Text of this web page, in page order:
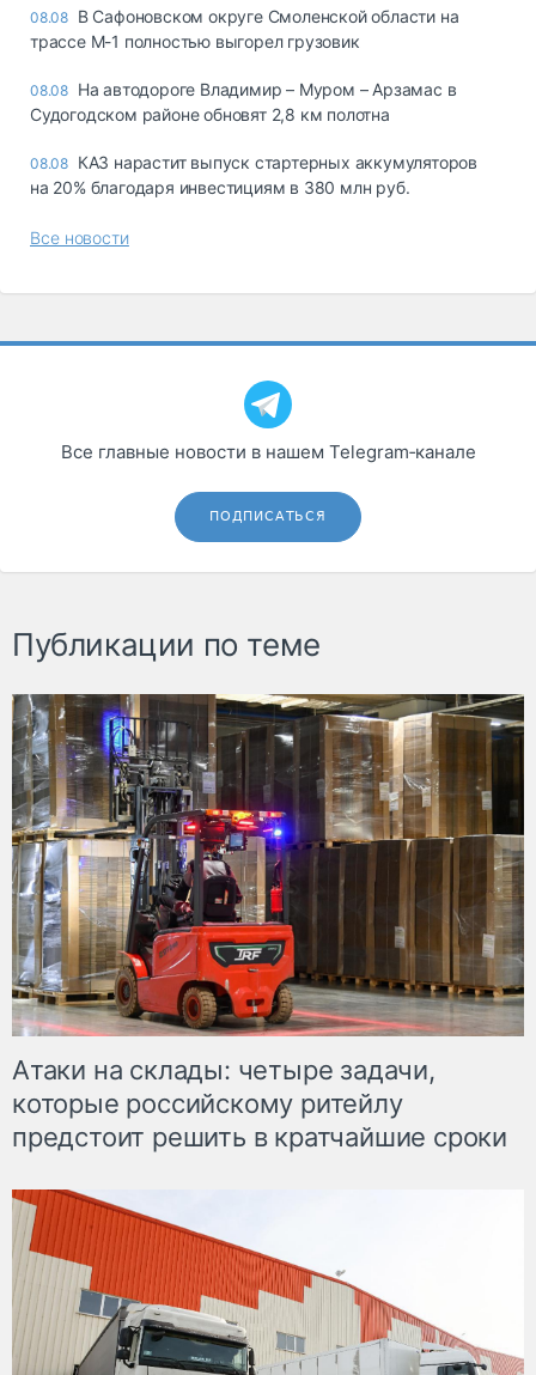
08.08 В Сафоновском округе Смоленской области на
трассе М-1 полностью выгорел грузовик
08.08 На автодороге Владимир – Муром – Арзамас в
Судогодском районе обновят 2,8 км полотна
08.08 КАЗ нарастит выпуск стартерных аккумуляторов
на 20% благодаря инвестициям в 380 млн руб.
Все новости
Все главные новости в нашем Telegram‑канале
ПОДПИСАТЬСЯ
Публикации по теме
Атаки на склады: четыре задачи,
которые российскому ритейлу
предстоит решить в кратчайшие сроки